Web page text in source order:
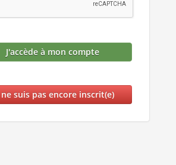
J'accède à mon compte
ne suis pas encore inscrit(e)